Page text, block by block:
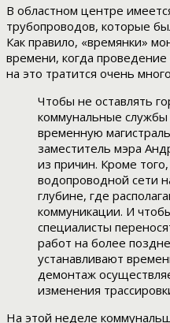
В областном центре
трубопроводов, которые
Как правило, «времянки»
времени, когда
на это тратится очень
Чтобы не оставлять
коммунальные
временную
заместитель мэра
из причин. Кроме
водопроводной сети
глубине, где
коммуникации. И
специалисты
работ на более
устанавливают
демонтаж
изменения
На этой неделе